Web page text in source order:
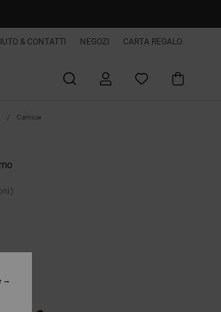
& CONTATTI NEGOZI CARTA REGALO
Camicie